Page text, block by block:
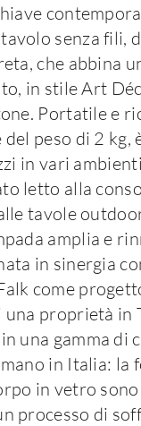
senza fili,
che abbina
in stile Art
Portatile e
del peso di 2 kg,
in vari
letto alla
tavole
amplia e
in sinergia
come
una proprietà in
una gamma di
in Italia: la
in vetro
processo di